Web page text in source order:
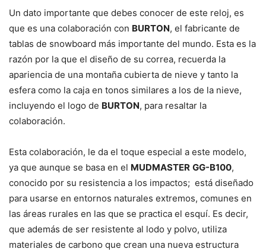
Un dato importante que debes conocer de este reloj, es
que es una colaboración con BURTON, el fabricante de
tablas de snowboard más importante del mundo. Esta es la
razón por la que el diseño de su correa, recuerda la
apariencia de una montaña cubierta de nieve y tanto la
esfera como la caja en tonos similares a los de la nieve,
incluyendo el logo de BURTON, para resaltar la
colaboración.
Esta colaboración, le da el toque especial a este modelo,
ya que aunque se basa en el MUDMASTER GG-B100,
conocido por su resistencia a los impactos; está diseñado
para usarse en entornos naturales extremos, comunes en
las áreas rurales en las que se practica el esquí. Es decir,
que además de ser resistente al lodo y polvo, utiliza
materiales de carbono que crean una nueva estructura